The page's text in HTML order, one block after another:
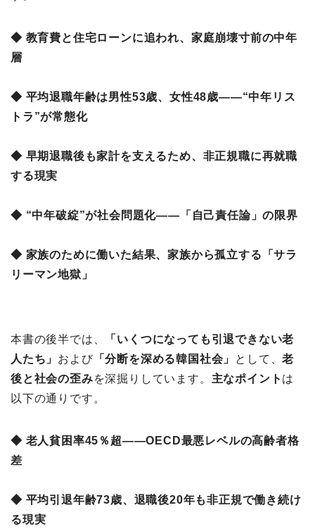
◆ 教育費と住宅ローンに追われ、家庭崩壊寸前の中年
層
◆ 平均退職年齢は男性53歳、女性48歳――“中年リス
トラ”が常態化
◆ 早期退職後も家計を支えるため、非正規職に再就職
する現実
◆ “中年破綻”が社会問題化――「自己責任論」の限界
◆ 家族のために働いた結果、家族から孤立する「サラ
リーマン地獄」
本書の後半では、
「いくつになっても引退できない老
人たち」 および「分断を深める韓国社会」 として、老
後と社会の歪みを深掘りしています。 主なポイント は
以下の通りです。
◆ 老人貧困率45％超――OECD最悪レベルの高齢者格
差
◆ 平均引退年齢73歳、退職後20年も非正規で働き続け
る現実